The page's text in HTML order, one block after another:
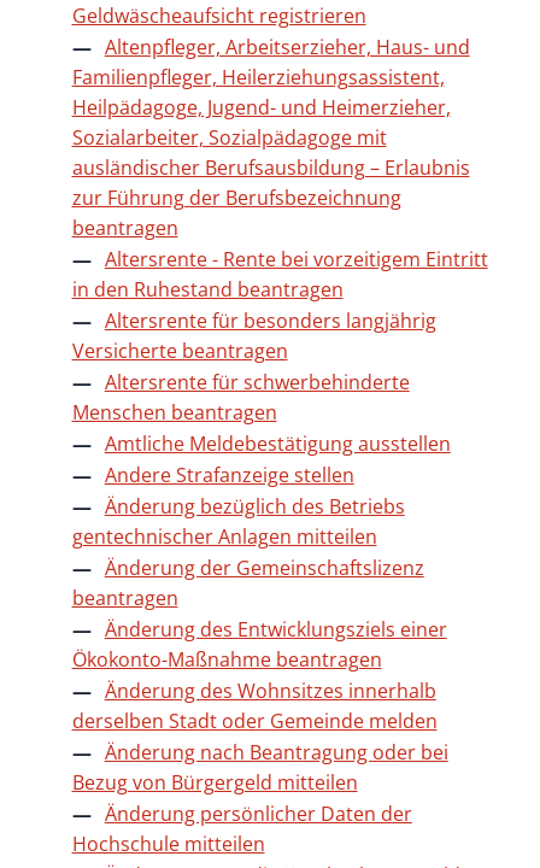
Geldwäscheaufsicht registrieren
Altenpfleger, Arbeitserzieher, Haus- und
Familienpfleger, Heilerziehungsassistent,
Heilpädagoge, Jugend- und Heimerzieher,
Sozialarbeiter, Sozialpädagoge mit
ausländischer Berufsausbildung – Erlaubnis
zur Führung der Berufsbezeichnung
beantragen
Altersrente - Rente bei vorzeitigem Eintritt
in den Ruhestand beantragen
Altersrente für besonders langjährig
Versicherte beantragen
Altersrente für schwerbehinderte
Menschen beantragen
Amtliche Meldebestätigung ausstellen
Andere Strafanzeige stellen
Änderung bezüglich des Betriebs
gentechnischer Anlagen mitteilen
Änderung der Gemeinschaftslizenz
beantragen
Änderung des Entwicklungsziels einer
Ökokonto-Maßnahme beantragen
Änderung des Wohnsitzes innerhalb
derselben Stadt oder Gemeinde melden
Änderung nach Beantragung oder bei
Bezug von Bürgergeld mitteilen
Änderung persönlicher Daten der
Hochschule mitteilen